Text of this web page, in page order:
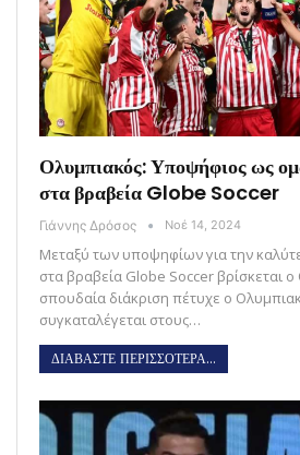
Ολυμπιακός: Υποψήφιος ως
στα βραβεία Globe Soccer
Γιάννης Δρόσος Νοέ 14, 2024
Μεταξύ των υποψηφίων για την
στα βραβεία Globe Soccer βρίσκεται
σπουδαία διάκριση πέτυχε ο
συγκαταλέγεται στους…
ΔΙΑΒΑΣΤΕ ΠΕΡΙΣΣΟΤΕΡΑ...